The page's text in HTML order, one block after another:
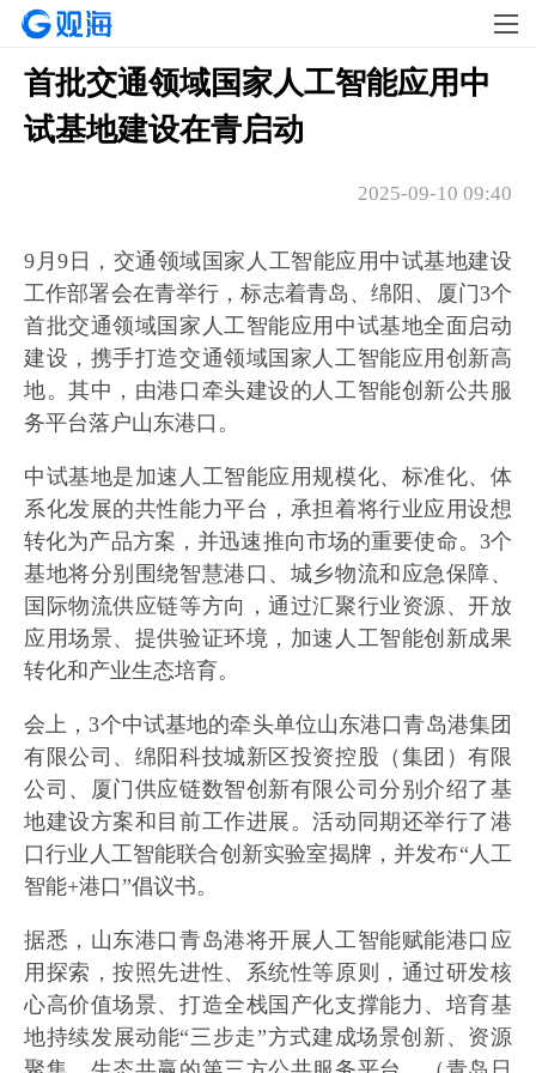
首批交通领域国家人工智能应用中
试基地建设在青启动
2025-09-10 09:40
9月9日，交通领域国家人工智能应用中试基地建设
工作部署会在青举行，标志着青岛、绵阳、厦门3个
首批交通领域国家人工智能应用中试基地全面启动
建设，携手打造交通领域国家人工智能应用创新高
地。其中，由港口牵头建设的人工智能创新公共服
务平台落户山东港口。
中试基地是加速人工智能应用规模化、标准化、体
系化发展的共性能力平台，承担着将行业应用设想
转化为产品方案，并迅速推向市场的重要使命。3个
基地将分别围绕智慧港口、城乡物流和应急保障、
国际物流供应链等方向，通过汇聚行业资源、开放
应用场景、提供验证环境，加速人工智能创新成果
转化和产业生态培育。
会上，3个中试基地的牵头单位山东港口青岛港集团
有限公司、绵阳科技城新区投资控股（集团）有限
公司、厦门供应链数智创新有限公司分别介绍了基
地建设方案和目前工作进展。活动同期还举行了港
口行业人工智能联合创新实验室揭牌，并发布“人工
智能+港口”倡议书。
据悉，山东港口青岛港将开展人工智能赋能港口应
用探索，按照先进性、系统性等原则，通过研发核
心高价值场景、打造全栈国产化支撑能力、培育基
地持续发展动能“三步走”方式建成场景创新、资源